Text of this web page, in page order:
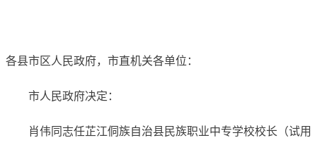
各县市区人民政府，市直机关各单位：
市人民政府决定：
肖伟同志任芷江侗族自治县民族职业中专学校校长（试用